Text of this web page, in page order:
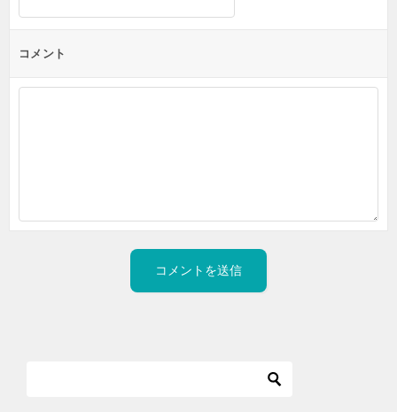
コメント